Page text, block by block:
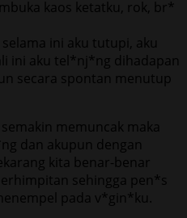
kaos ketatku, rok, br*
ini aku tutupi, aku
ini aku tel*nj*ng dihadapan
secara spontan menutup
memuncak maka
dan akupun dengan
kita benar-benar
sehingga pen*s
pada v*gin*ku.